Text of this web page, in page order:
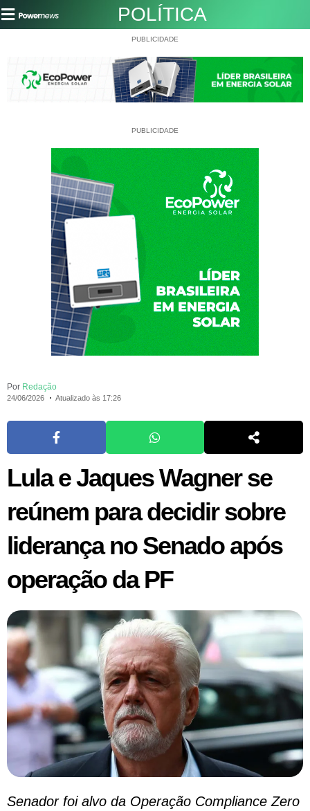
POLÍTICA
PUBLICIDADE
PUBLICIDADE
Por Redação
24/06/2026 Atualizado às 17:26
Lula e Jaques Wagner se
reúnem para decidir sobre
liderança no Senado após
operação da PF
Senador foi alvo da Operação Compliance Zero